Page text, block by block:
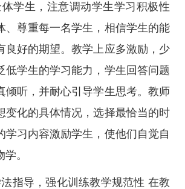
学生，注意调动学生学习积极性
、尊重每一名学生，相信学生的能
良好的期望。教学上应多激励，少
低学生的学习能力，学生回答问题
倾听，并耐心引导学生思考。教师
变化的具体情况，选择最恰当的时
学习内容激励学生，使他们自觉自
。
指导，强化训练教学规范性 在教